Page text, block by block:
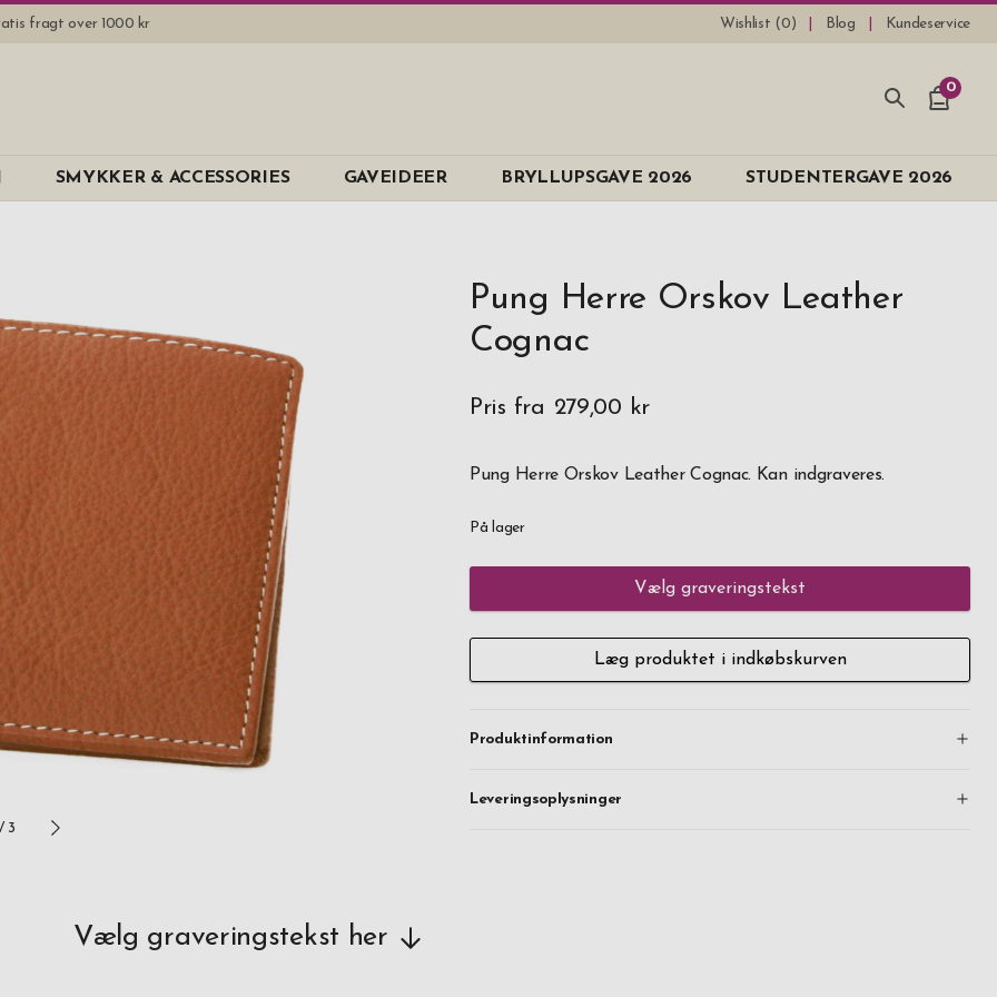
fragt over 1000 kr Wishlist (0) Blog Kundeservice
0
SMYKKER & ACCESSORIES GAVEIDEER BRYLLUPSGAVE 2026 STUDENTERGAVE 2026
3
Pung Herre Orskov Leather
Cognac
Pris fra 279,00 kr
Pung Herre Orskov Leather Cognac. Kan indgraveres.
På lager
Vælg graveringstekst
Læg produktet i indkøbskurven
Produktinformation
Leveringsoplysninger
Vælg graveringstekst her